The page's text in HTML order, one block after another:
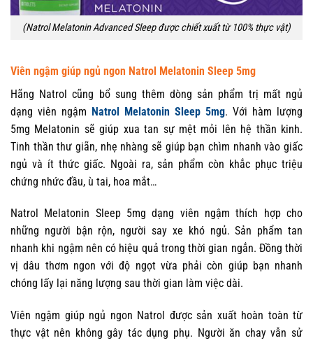
(Natrol Melatonin Advanced Sleep được chiết xuất từ 100% thực vật)
Viên ngậm giúp ngủ ngon Natrol Melatonin Sleep 5mg
Hãng Natrol cũng bổ sung thêm dòng sản phẩm trị mất ngủ
dạng viên ngậm Natrol Melatonin Sleep 5mg. Với hàm lượng
5mg Melatonin sẽ giúp xua tan sự mệt mỏi lên hệ thần kinh.
Tinh thần thư giãn, nhẹ nhàng sẽ giúp bạn chìm nhanh vào giấc
ngủ và ít thức giấc. Ngoài ra, sản phẩm còn khắc phục triệu
chứng nhức đầu, ù tai, hoa mắt…
Natrol Melatonin Sleep 5mg dạng viên ngậm thích hợp cho
những người bận rộn, người say xe khó ngủ. Sản phẩm tan
nhanh khi ngậm nên có hiệu quả trong thời gian ngắn. Đồng thời
vị dâu thơm ngon với độ ngọt vừa phải còn giúp bạn nhanh
chóng lấy lại năng lượng sau thời gian làm việc dài.
Viên ngậm giúp ngủ ngon Natrol được sản xuất hoàn toàn từ
thực vật nên không gây tác dụng phụ. Người ăn chay vẫn sử